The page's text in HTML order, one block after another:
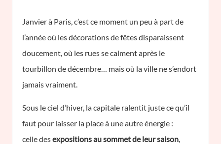
Janvier à Paris, c’est ce moment un peu à part de
l’année où les décorations de fêtes disparaissent
doucement, où les rues se calment après le
tourbillon de décembre… mais où la ville ne s’endort
jamais vraiment.
Sous le ciel d’hiver, la capitale ralentit juste ce qu’il
faut pour laisser la place à une autre énergie :
celle desexpositions au sommet de leur saison,